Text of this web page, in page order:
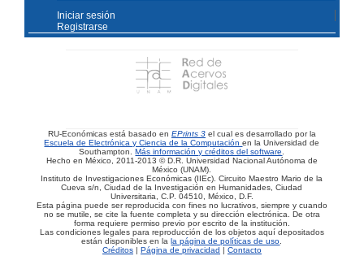
Iniciar sesión
Registrarse
RU-Económicas está basado en EPrints 3 el cual es desarrollado por la
Escuela de Electrónica y Ciencia de la Computaciónen la Universidad de
Southampton.Más información y créditos del software.
Hecho en México, 2011-2013 © D.R. Universidad Nacional Autónoma de
México (UNAM).
Instituto de Investigaciones Económicas (IIEc). Circuito Maestro Mario de la
Cueva s/n, Ciudad de la Investigación en Humanidades, Ciudad
Universitaria, C.P. 04510, México, D.F.
Esta página puede ser reproducida con fines no lucrativos, siempre y cuando
no se mutile, se cite la fuente completa y su dirección electrónica. De otra
forma requiere permiso previo por escrito de la institución.
Las condiciones legales para reproducción de los objetos aquí depositados
están disponibles en lala página de políticas de uso.
Créditos| Página de privacidad | Contacto